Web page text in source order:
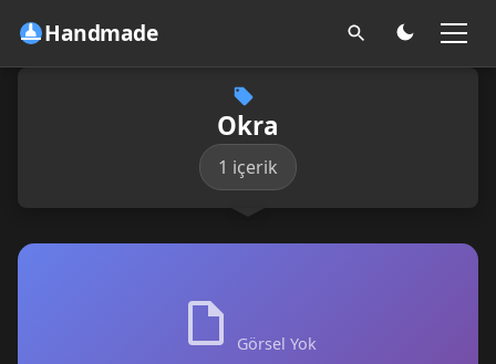
Handmade
Okra
1 içerik
Görsel Yok